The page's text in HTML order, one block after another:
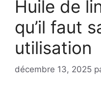
Huile de
qu’il faut
utilisation
décembre 13, 2025